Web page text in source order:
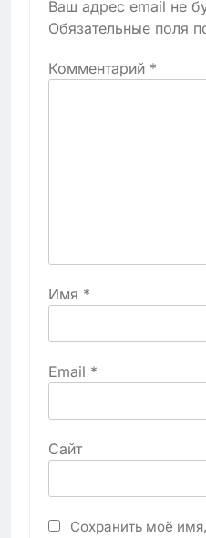
Ваш адрес email не
Обязательные поля
Комментарий *
Имя *
Email *
Сайт
Сохранить моё